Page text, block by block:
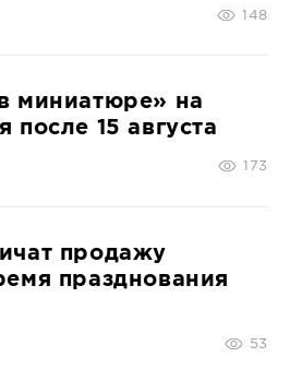
148
миниатюре» на
после 15 августа
173
продажу
празднования
53